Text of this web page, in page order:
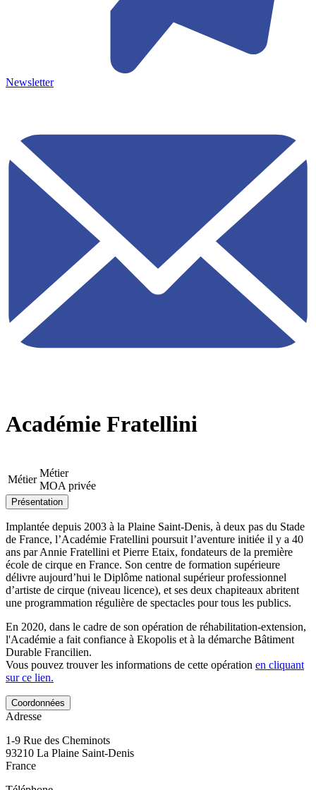
Newsletter
Académie Fratellini
Métier
Métier
MOA privée
Présentation
Implantée depuis 2003 à la Plaine Saint-Denis, à deux pas du Stade
de France, l’Académie Fratellini poursuit l’aventure initiée il y a 40
ans par Annie Fratellini et Pierre Etaix, fondateurs de la première
école de cirque en France. Son centre de formation supérieure
délivre aujourd’hui le Diplôme national supérieur professionnel
d’artiste de cirque (niveau licence), et ses deux chapiteaux abritent
une programmation régulière de spectacles pour tous les publics.
En 2020, dans le cadre de son opération de réhabilitation-extension,
l'Académie a fait confiance à Ekopolis et à la démarche Bâtiment
Durable Francilien.
Vous pouvez trouver les informations de cette opération en cliquant
sur ce lien.
Coordonnées
Adresse
1-9 Rue des Cheminots
93210 La Plaine Saint-Denis
France